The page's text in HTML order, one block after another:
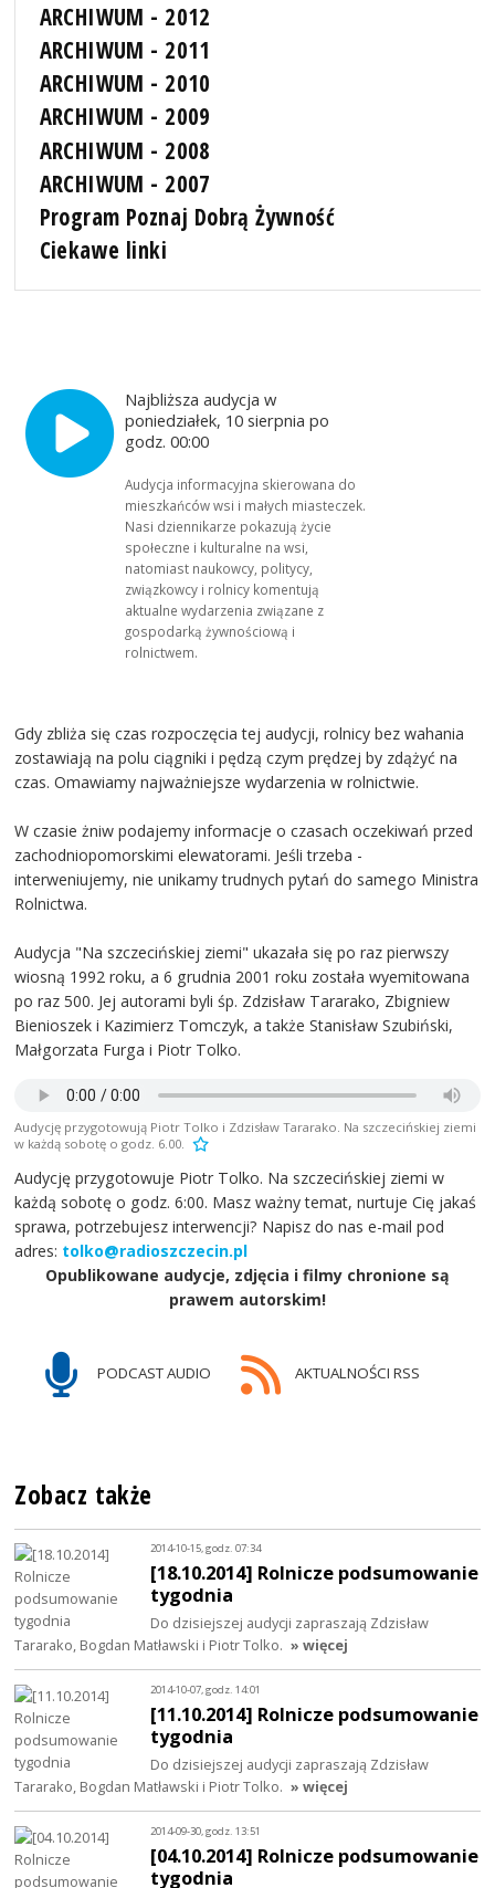
ARCHIWUM - 2012
ARCHIWUM - 2011
ARCHIWUM - 2010
ARCHIWUM - 2009
ARCHIWUM - 2008
ARCHIWUM - 2007
Program Poznaj Dobrą Żywność
Ciekawe linki
Najbliższa audycja w
poniedziałek, 10 sierpnia po
godz. 00:00
Audycja informacyjna skierowana do
mieszkańców wsi i małych miasteczek.
Nasi dziennikarze pokazują życie
społeczne i kulturalne na wsi,
natomiast naukowcy, politycy,
związkowcy i rolnicy komentują
aktualne wydarzenia związane z
gospodarką żywnościową i
rolnictwem.
Gdy zbliża się czas rozpoczęcia tej audycji, rolnicy bez wahania
zostawiają na polu ciągniki i pędzą czym prędzej by zdążyć na
czas. Omawiamy najważniejsze wydarzenia w rolnictwie.
W czasie żniw podajemy informacje o czasach oczekiwań przed
zachodniopomorskimi elewatorami. Jeśli trzeba -
interweniujemy, nie unikamy trudnych pytań do samego Ministra
Rolnictwa.
Audycja "Na szczecińskiej ziemi" ukazała się po raz pierwszy
wiosną 1992 roku, a 6 grudnia 2001 roku została wyemitowana
po raz 500. Jej autorami byli śp. Zdzisław Tararako, Zbigniew
Bienioszek i Kazimierz Tomczyk, a także Stanisław Szubiński,
Małgorzata Furga i Piotr Tolko.
Audycję przygotowują Piotr Tolko i Zdzisław Tararako. Na szczecińskiej ziemi
w każdą sobotę o godz. 6.00.
Audycję przygotowuje Piotr Tolko. Na szczecińskiej ziemi w
każdą sobotę o godz. 6:00. Masz ważny temat, nurtuje Cię jakaś
sprawa, potrzebujesz interwencji? Napisz do nas e-mail pod
adres: tolko@radioszczecin.pl
Opublikowane audycje, zdjęcia i filmy chronione są
prawem autorskim!
PODCAST AUDIO AKTUALNOŚCI RSS
Zobacz także
2014-10-15, godz. 07:34
[18.10.2014] Rolnicze podsumowanie
tygodnia
Do dzisiejszej audycji zapraszają Zdzisław
Tararako, Bogdan Matławski i Piotr Tolko. » więcej
2014-10-07, godz. 14:01
[11.10.2014] Rolnicze podsumowanie
tygodnia
Do dzisiejszej audycji zapraszają Zdzisław
Tararako, Bogdan Matławski i Piotr Tolko. » więcej
2014-09-30, godz. 13:51
[04.10.2014] Rolnicze podsumowanie
tygodnia